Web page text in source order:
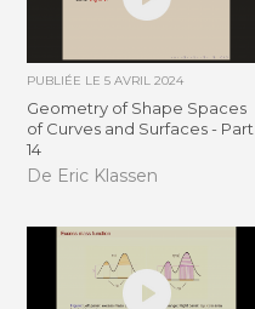
PUBLIÉE LE5 AVRIL 2024
Geometry of Shape Spaces
of Curves and Surfaces - Part
14
De Eric Klassen